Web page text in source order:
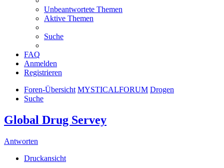
Unbeantwortete Themen
Aktive Themen
Suche
FAQ
Anmelden
Registrieren
Foren-Übersicht MYSTICALFORUM Drogen
Suche
Global Drug Servey
Antworten
Druckansicht